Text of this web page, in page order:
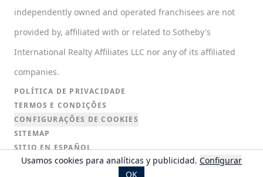
independently owned and operated franchisees are not
provided by, affiliated with or related to Sotheby's
International Realty Affiliates LLC nor any of its affiliated
companies.
POLÍTICA DE PRIVACIDADE
TERMOS E CONDIÇÕES
CONFIGURAÇÕES DE COOKIES
SITEMAP
SITIO EN ESPAÑOL
ENGLISH WEBSITE
Usamos cookies para analíticas y publicidad. Configurar
OK